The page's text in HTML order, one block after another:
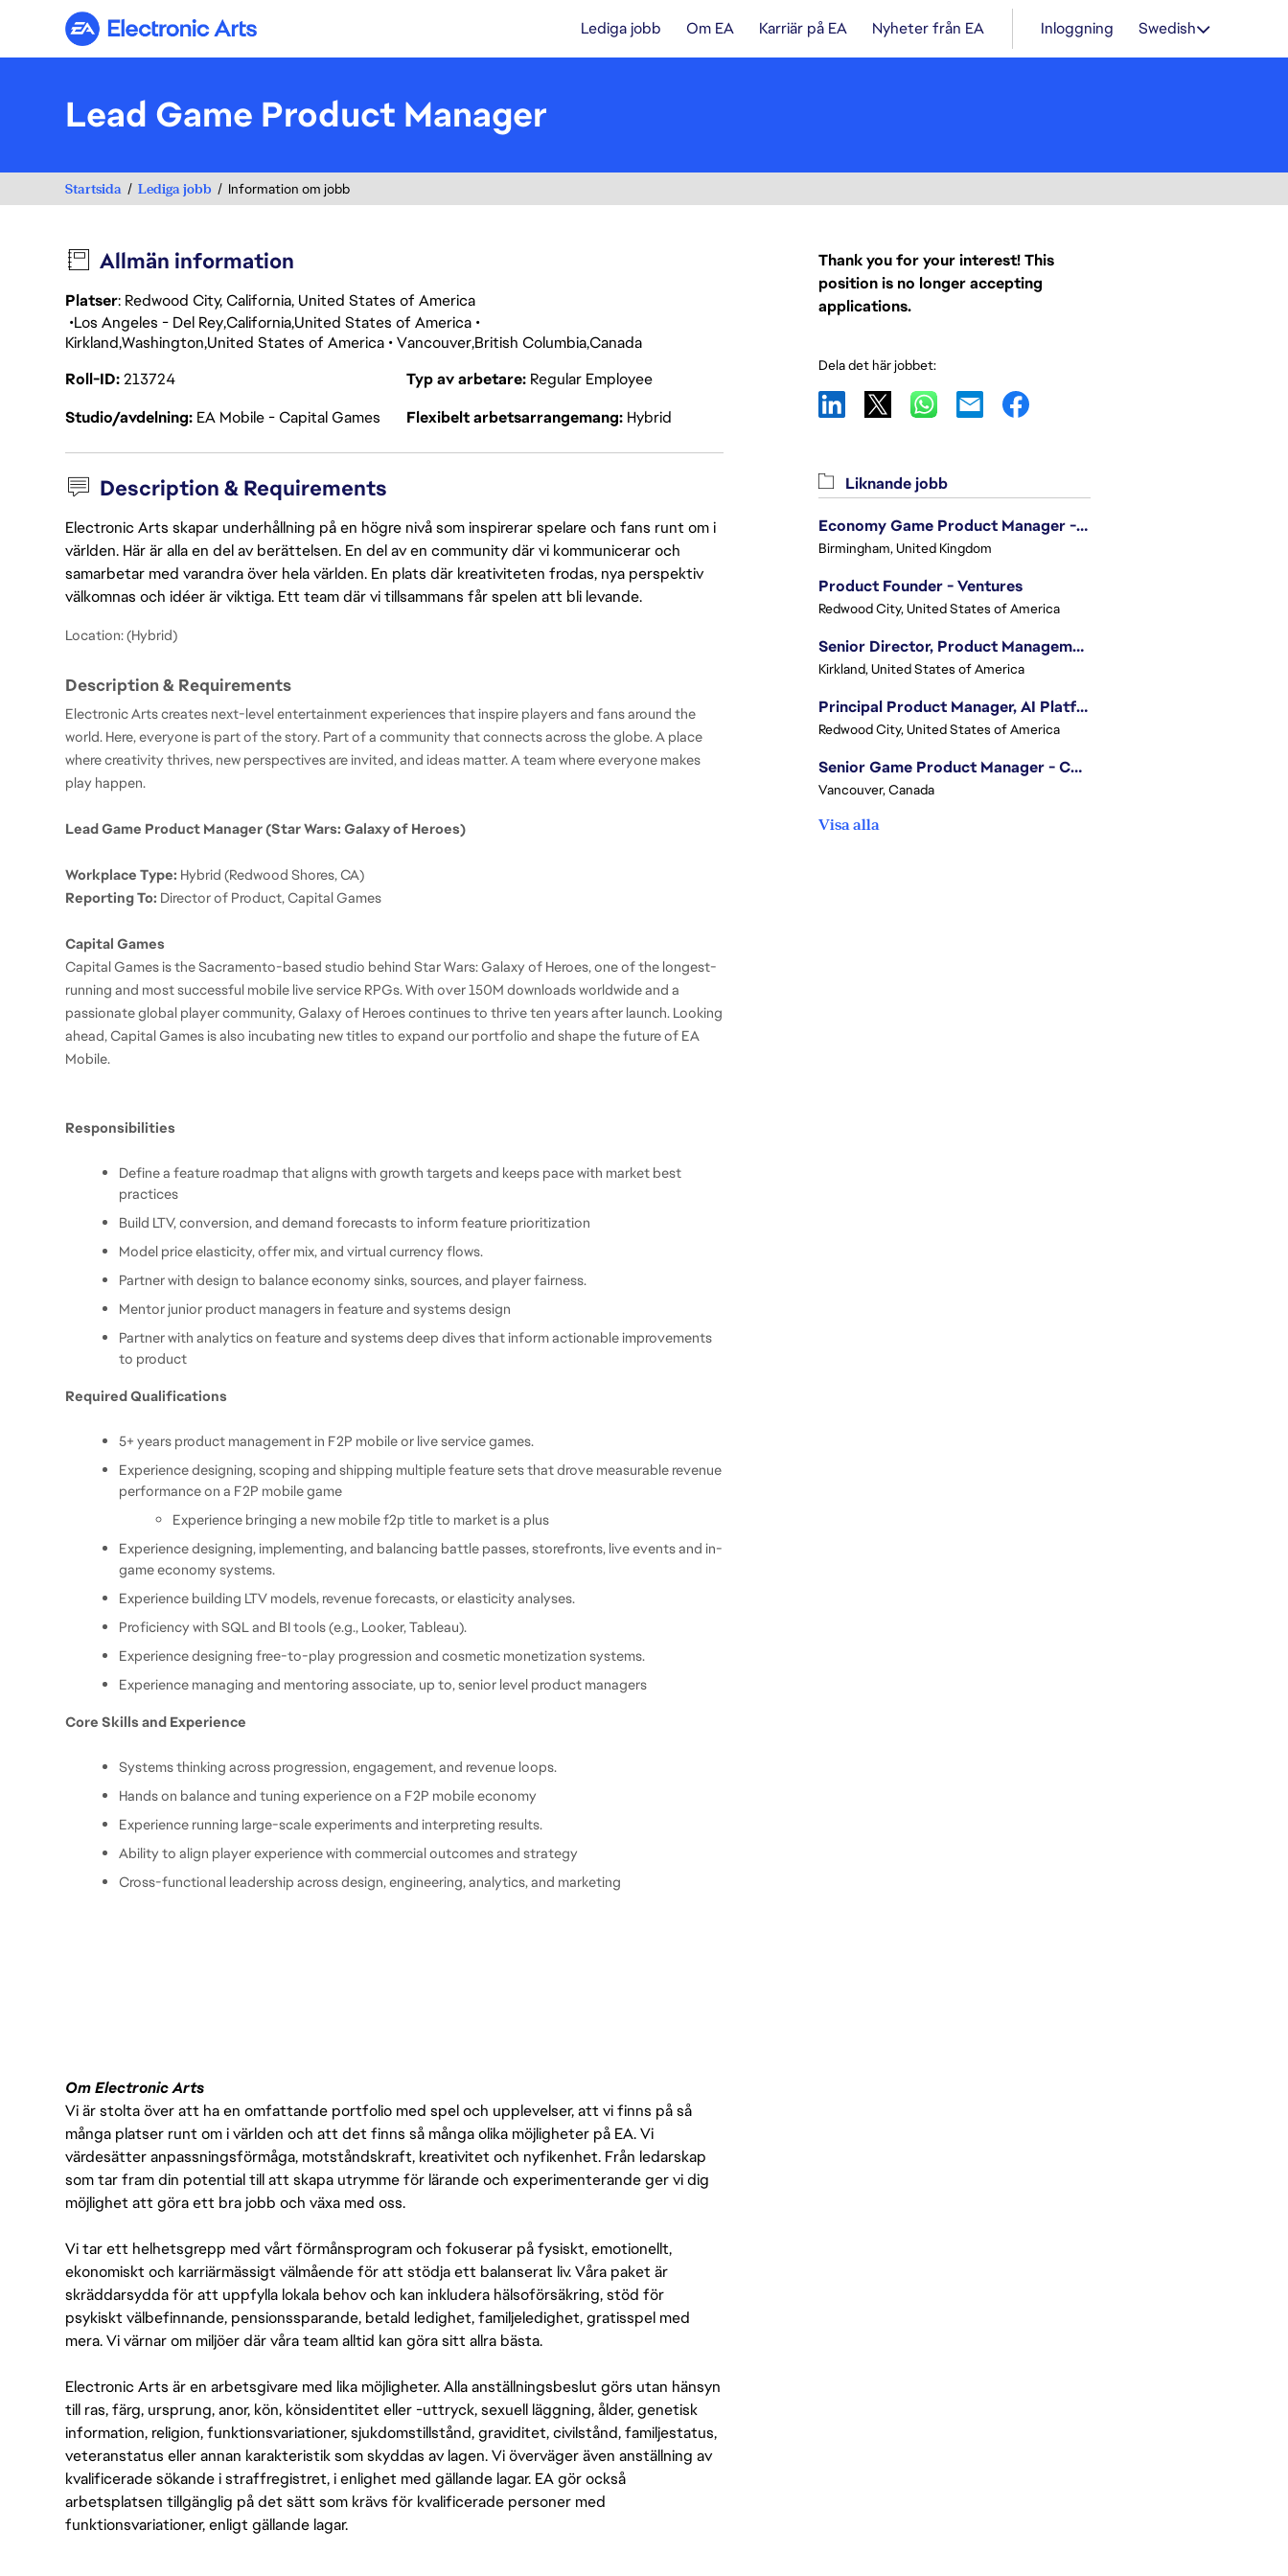
Electronic Arts Lediga jobb Om EA Karriär på EA Nyheter från EA Inloggning Swedish
Lead Game Product Manager
Startsida Lediga jobb Information om jobb
Allmän information
Platser: Redwood City, California, United States of America
Los Angeles - Del ReyCaliforniaUnited States of America
KirklandWashington United States of America VancouverBritish ColumbiaCanada
Roll-ID213724 Typ av arbetare Regular Employee
Studio/avdelning EA Mobile - Capital Games Flexibelt arbetsarrangemang Hybrid
Description & Requirements
Electronic Arts skapar underhållning på en högre nivå som inspirerar spelare och fans runt om i
världen. Här är alla en del av berättelsen. En del av en community där vi kommunicerar och
samarbetar med varandra över hela världen. En plats där kreativiteten frodas, nya perspektiv
välkomnas och idéer är viktiga. Ett team där vi tillsammans får spelen att bli levande.
Location: (Hybrid)
Description & Requirements
Electronic Arts creates next-level entertainment experiences that inspire players and fans around the
world. Here, everyone is part of the story. Part of a community that connects across the globe. A place
where creativity thrives, new perspectives are invited, and ideas matter. A team where everyone makes
play happen.
Lead Game Product Manager (Star Wars: Galaxy of Heroes)
Workplace Type: Hybrid (Redwood Shores, CA)
Reporting To: Director of Product, Capital Games
Capital Games
Capital Games is the Sacramento-based studio behind Star Wars: Galaxy of Heroes, one of the longest-
running and most successful mobile live service RPGs. With over 150M downloads worldwide and a
passionate global player community, Galaxy of Heroes continues to thrive ten years after launch. Looking
ahead, Capital Games is also incubating new titles to expand our portfolio and shape the future of EA
Mobile.
Responsibilities
Define a feature roadmap that aligns with growth targets and keeps pace with market best
practices
Build LTV, conversion, and demand forecasts to inform feature prioritization
Model price elasticity, offer mix, and virtual currency flows.
Partner with design to balance economy sinks, sources, and player fairness.
Mentor junior product managers in feature and systems design
Partner with analytics on feature and systems deep dives that inform actionable improvements
to product
Required Qualifications
5+ years product management in F2P mobile or live service games.
Experience designing, scoping and shipping multiple feature sets that drove measurable revenue
performance on a F2P mobile game
Experience bringing a new mobile f2p title to market is a plus
Experience designing, implementing, and balancing battle passes, storefronts, live events and in-
game economy systems.
Experience building LTV models, revenue forecasts, or elasticity analyses.
Proficiency with SQL and BI tools (e.g., Looker, Tableau).
Experience designing free-to-play progression and cosmetic monetization systems.
Experience managing and mentoring associate, up to, senior level product managers
Core Skills and Experience
Systems thinking across progression, engagement, and revenue loops.
Hands on balance and tuning experience on a F2P mobile economy
Experience running large-scale experiments and interpreting results.
Ability to align player experience with commercial outcomes and strategy
Cross-functional leadership across design, engineering, analytics, and marketing
Om Electronic Arts
Vi är stolta över att ha en omfattande portfolio med spel och upplevelser, att vi finns på så
många platser runt om i världen och att det finns så många olika möjligheter på EA. Vi
värdesätter anpassningsförmåga, motståndskraft, kreativitet och nyfikenhet. Från ledarskap
som tar fram din potential till att skapa utrymme för lärande och experimenterande ger vi dig
möjlighet att göra ett bra jobb och växa med oss.
Vi tar ett helhetsgrepp med vårt förmånsprogram och fokuserar på fysiskt, emotionellt,
ekonomiskt och karriärmässigt välmående för att stödja ett balanserat liv. Våra paket är
skräddarsydda för att uppfylla lokala behov och kan inkludera hälsoförsäkring, stöd för
psykiskt välbefinnande, pensionssparande, betald ledighet, familjeledighet, gratisspel med
mera. Vi värnar om miljöer där våra team alltid kan göra sitt allra bästa.
Electronic Arts är en arbetsgivare med lika möjligheter. Alla anställningsbeslut görs utan hänsyn
till ras, färg, ursprung, anor, kön, könsidentitet eller -uttryck, sexuell läggning, ålder, genetisk
information, religion, funktionsvariationer, sjukdomstillstånd, graviditet, civilstånd, familjestatus,
veteranstatus eller annan karakteristik som skyddas av lagen. Vi överväger även anställning av
kvalificerade sökande i straffregistret, i enlighet med gällande lagar. EA gör också
arbetsplatsen tillgänglig på det sätt som krävs för kvalificerade personer med
funktionsvariationer, enligt gällande lagar.
Thank you for your interest! This
position is no longer accepting
applications.
Dela det här jobbet:
Liknande jobb
Economy Game Product Manager - EA SPORTS™ F1
Birmingham, United Kingdom
Product Founder - Ventures
Redwood City, United States of America
Senior Director, Product Management - Head of Sims Marketplace
Kirkland, United States of America
Principal Product Manager, AI Platform
Redwood City, United States of America
Senior Game Product Manager - College Football
Vancouver, Canada
Visa alla